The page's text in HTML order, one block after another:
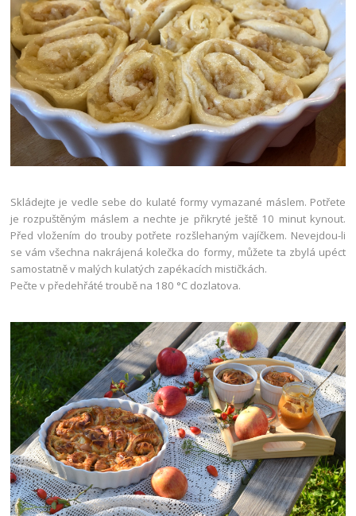
Skládejte je vedle sebe do kulaté formy vymazané máslem. Potřete
je rozpuštěným máslem a nechte je přikryté ještě 10 minut kynout.
Před vložením do trouby potřete rozšlehaným vajíčkem. Nevejdou-li
se vám všechna nakrájená kolečka do formy, můžete ta zbylá upéct
samostatně v malých kulatých zapékacích mističkách.
Pečte v předehřáté troubě na 180 °C dozlatova.